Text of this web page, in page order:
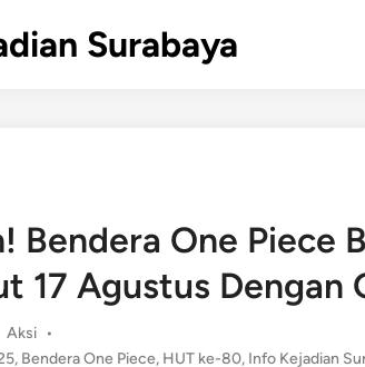
Surabaya
Bendera One Piece
17 Agustus Dengan
Posted
in
Aksi
•
, Bendera One Piece, HUT ke-80, Info Kejadian